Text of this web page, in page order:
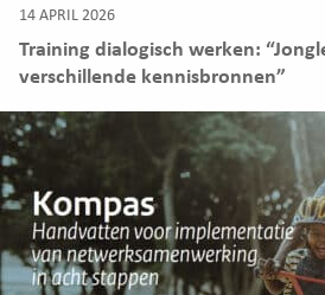
14 APRIL 2026
Training dialogisch werken:
verschillende kennisbronnen”